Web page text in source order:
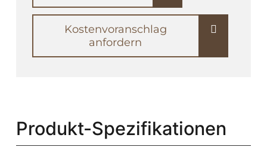
Kostenvoranschlag
anfordern
Produkt-Spezifikationen